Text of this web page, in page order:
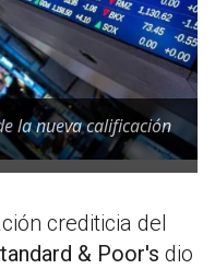
la nueva calificación
crediticia del
& Poor's dio